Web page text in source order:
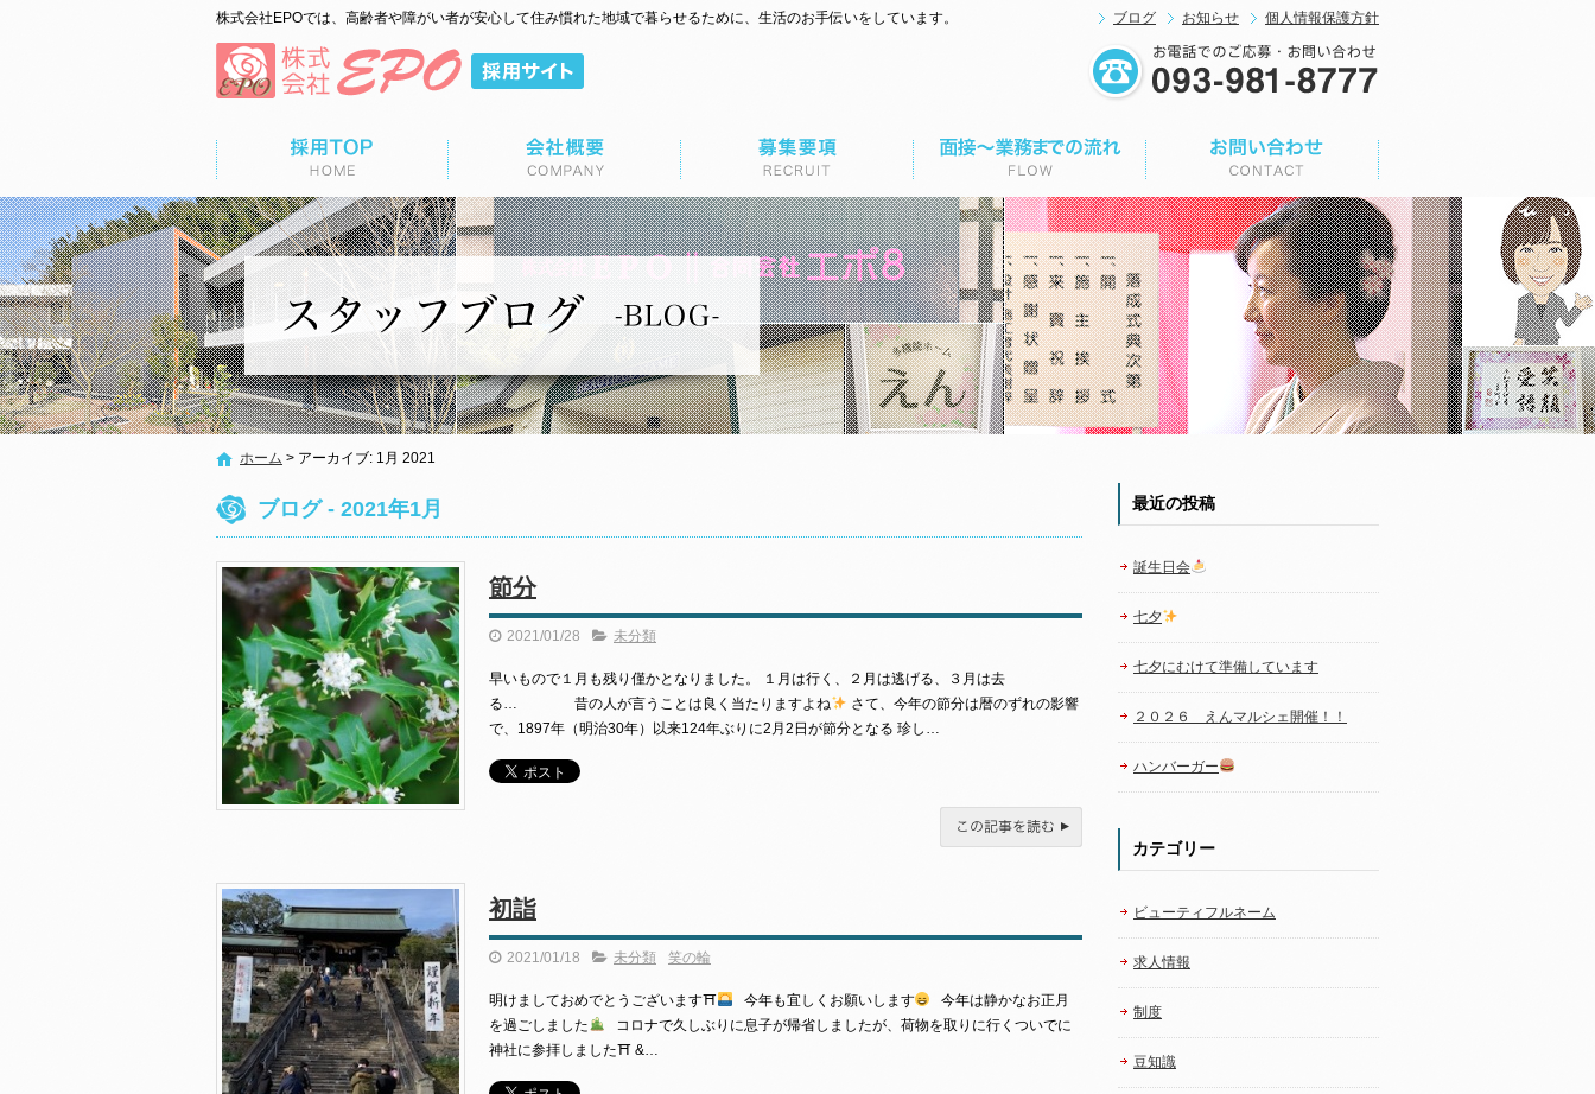
株式会社EPOでは、高齢者や障がい者が安心して住み慣れた地域で暮らせるために、生活のお手伝いをしています。 ブログ お知らせ 個人情報保護方針
会社概要 面接～業務までの流れ お問い合わせ
ホーム > アーカイブ: 1月 2021
ブログ - 2021年1月
節分
2021/01/28 未分類
早いもので１月も残り僅かとなりました。 １月は行く、２月は逃げる、３月は去
る… 昔の人が言うことは良く当たりますよね
さて、今年の節分は暦のずれの影響
で、1897年（明治30年）以来124年ぶりに2月2日が節分となる 珍し…
初詣
2021/01/18 未分類 笑の輪
明けましておめでとうございます⛩ 今年も宜しくお願いします
今年は静かなお正月
を過ごしました
コロナで久しぶりに息子が帰省しましたが、荷物を取りに行くついでに
神社に参拝しました⛩ &…
最近の投稿
誕生日会
七夕
七夕にむけて準備しています
２０２６ えんマルシェ開催！！
ハンバーガー
カテゴリー
ビューティフルネーム
求人情報
制度
豆知識